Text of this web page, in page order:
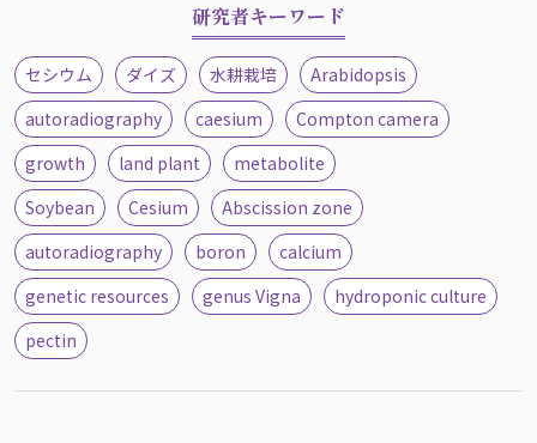
研究者キーワード
セシウム ダイズ 水耕栽培
Arabidopsis
autoradiography
caesium
Compton camera
growth
land plant
metabolite
Soybean
Cesium
Abscission zone
autoradiography
boron
calcium
genetic resources
genus Vigna
hydroponic culture
pectin